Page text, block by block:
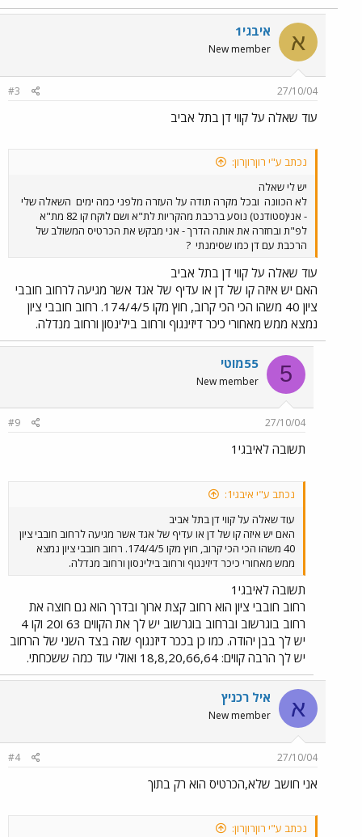
א איבגי1
New member
27/10/04
#3
עוד שאלה על קווי דן בתל אביב
נכתב ע"י רוןרוןרון:
יש לי שאלה
לא הכוונה ובכל מקרה תודה על העזרה מלפני כמה ימים השאלה שלי
- אני(סטודנט) נוסע ברכבת מהקריות לת"א ושם לוקח קו 82 מת"א
לפ"ת ובחזרה את אותה הדרך - אני מבקש את הכרטיס המשולב של
הרכבת עם דן כמו שסימנתי ?
עוד שאלה על קווי דן בתל אביב
האם יש איזה קו של דן או עדיף של אגד אשר מגיעה לרחוב חובבי
ציון 40 משהו הכי הכי קרוב, חוץ מקו 174/4/5. רחוב חובבי ציון
נמצא ממש מאחורי כיכר דיזינגוף ורחוב בילינסון ורחוב מנדלה.
5 55מוטי
New member
27/10/04
#9
תשובה לאיבגי1
נכתב ע"י איבגי1:
עוד שאלה על קווי דן בתל אביב
האם יש איזה קו של דן או עדיף של אגד אשר מגיעה לרחוב חובבי ציון
40 משהו הכי הכי קרוב, חוץ מקו 174/4/5. רחוב חובבי ציון נמצא
ממש מאחורי כיכר דיזינגוף ורחוב בילינסון ורחוב מנדלה.
תשובה לאיבגי1
רחוב חובבי ציון הוא רחוב קצת ארוך ובדרך הוא גם חוצה את
רחוב בוגרשוב וברחוב בוגרשוב יש לך את הקווים 63 ו20 וקו 4
יש לך בבן יהודה. כמו כן בככר דיזנגוף שזה בצד השני של הרחוב
יש לך הרבה קווים: 18,8,20,66,64 ואולי עוד כמה ששכחתי.
א איל רכניץ
New member
27/10/04
#4
אני חושב שלא,הכרטיס הוא רק בתוך
נכתב ע"י רוןרוןרון: